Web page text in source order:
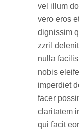
vel illum
vero eros
dignissim
zzril
nulla
nobis
imperdiet
facer
claritatem
qui facit